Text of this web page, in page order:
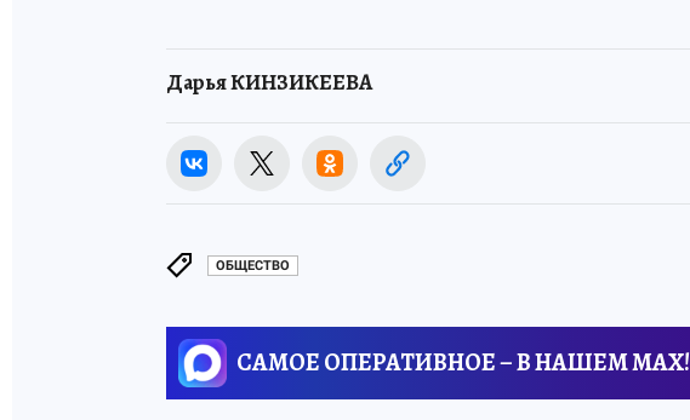
Дарья КИНЗИКЕЕВА
ОБЩЕСТВО
САМОЕ ОПЕРАТИВНОЕ – В НАШЕМ MAX!